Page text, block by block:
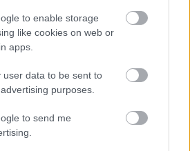
to enable storage
like cookies on web or
apps.
user data to be sent to
purposes.
to send me
sírok. Nincs rajtuk virág,
sem áll meg mellettük.
egy főhajtás vagy egy gondolat
emberi gesztus, mégis mély
hogy mindenki vágyik arra,
után, és ne merüljön feledésbe.